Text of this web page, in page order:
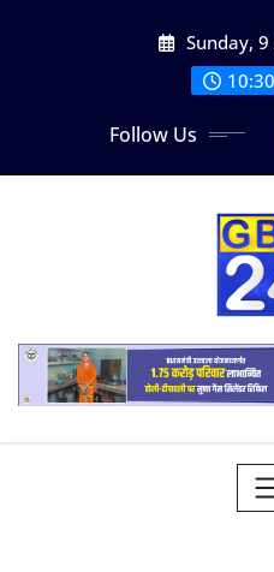
Sunday,
Follow Us